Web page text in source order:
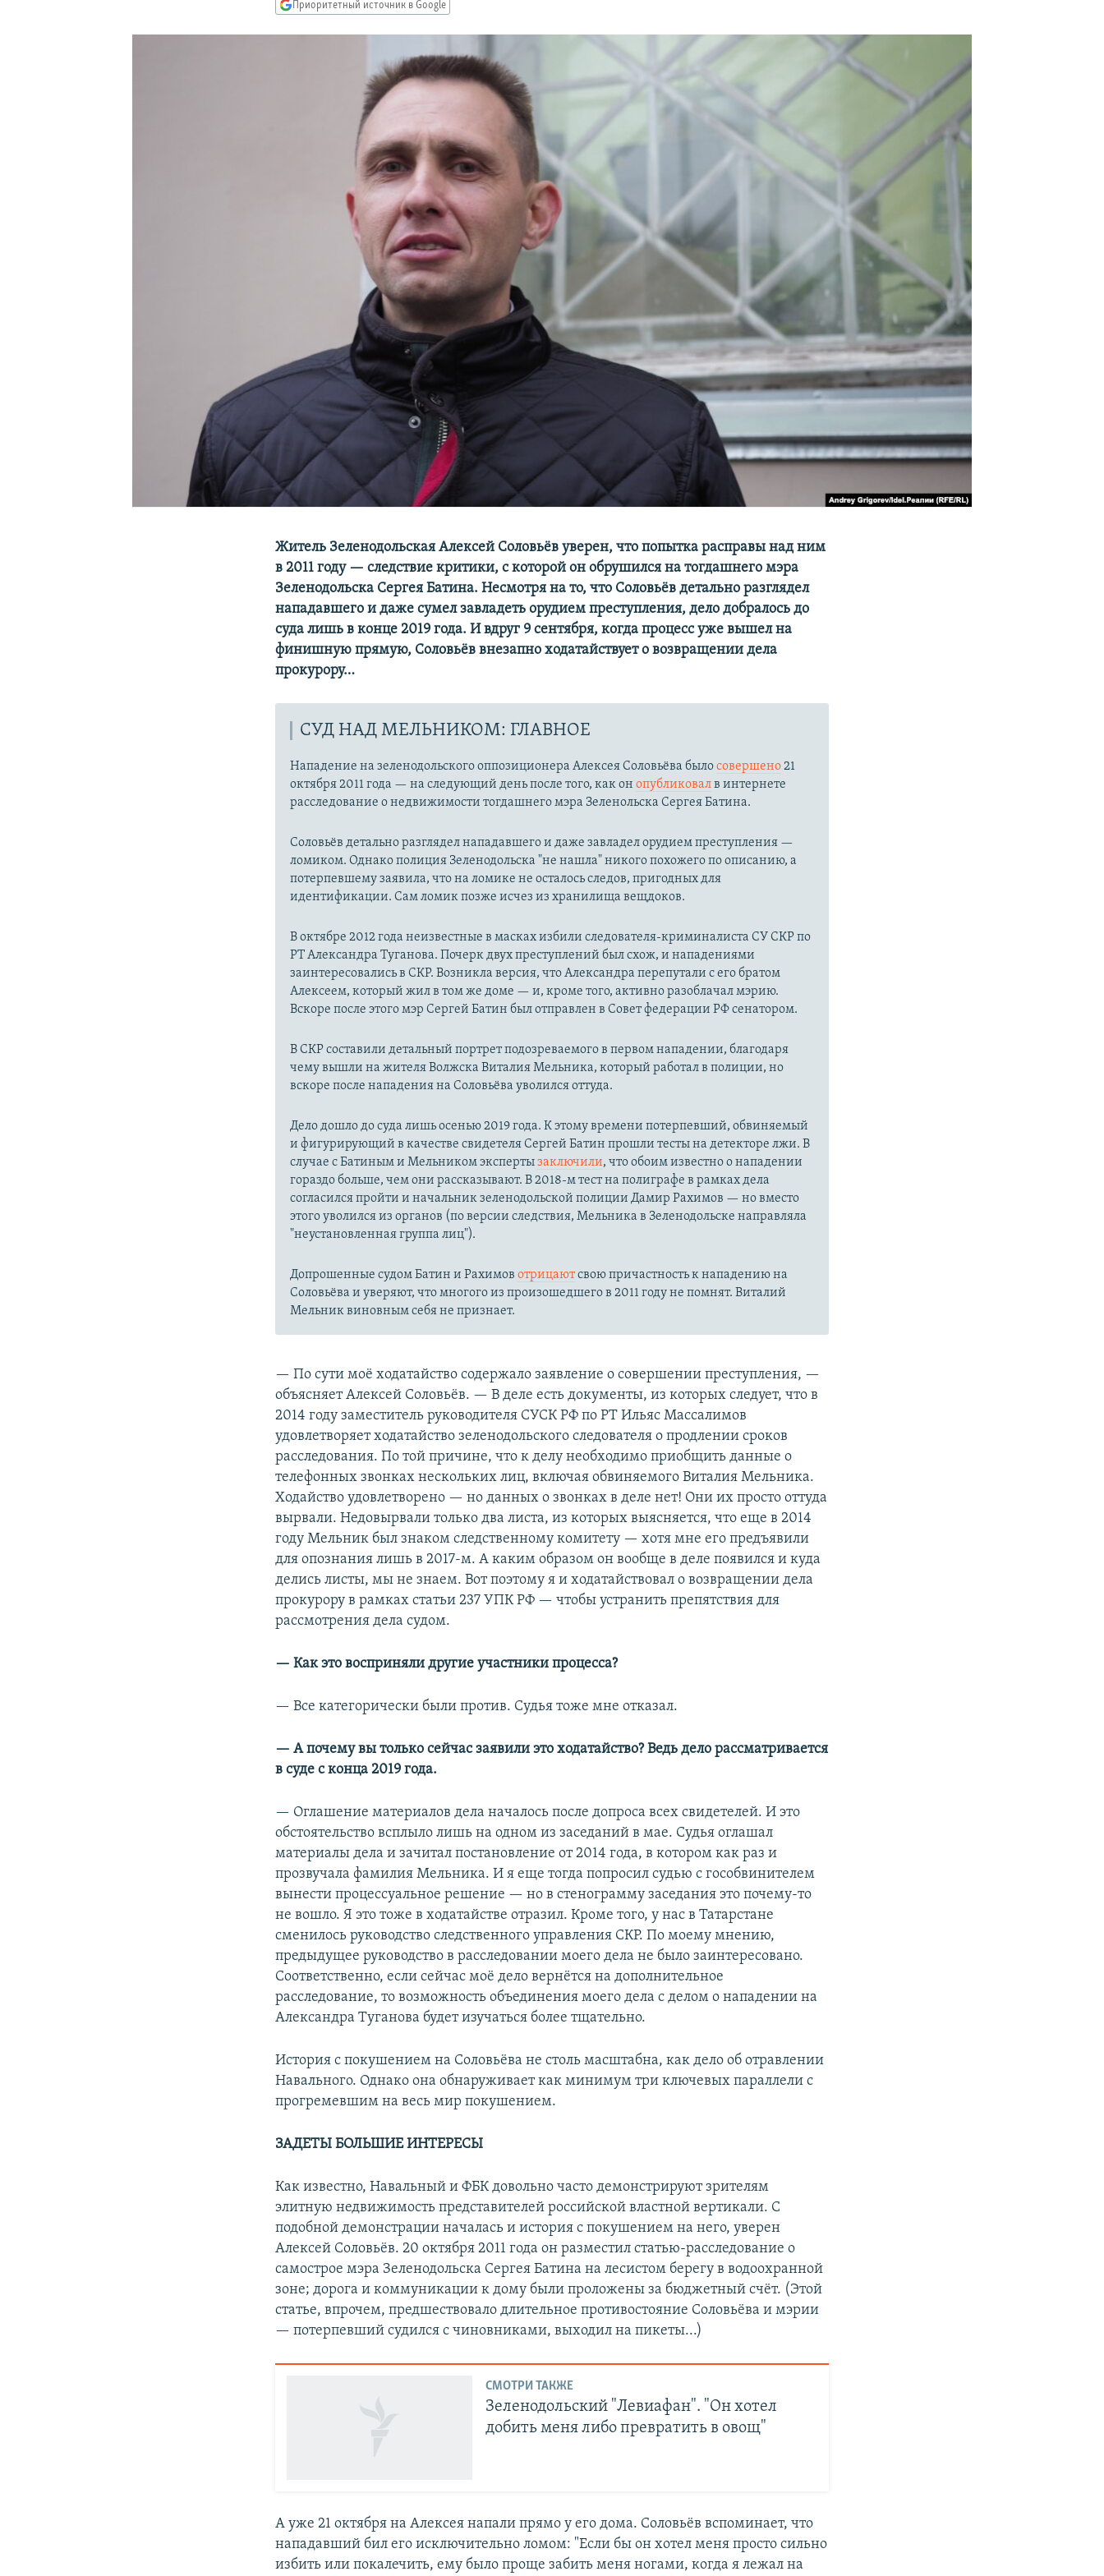
ПОДПИШИТЕСЬ НА РАССЫЛКУ
Приоритетный источник в Google
Житель Зеленодольская Алексей Соловьёв уверен, что попытка расправы над ним
в 2011 году — следствие критики, с которой он обрушился на тогдашнего мэра
Зеленодольска Сергея Батина. Несмотря на то, что Соловьёв детально разглядел
нападавшего и даже сумел завладеть орудием преступления, дело добралось до
суда лишь в конце 2019 года. И вдруг 9 сентября, когда процесс уже вышел на
финишную прямую, Соловьёв внезапно ходатайствует о возвращении дела
прокурору…
СУД НАД МЕЛЬНИКОМ: ГЛАВНОЕ
Нападение на зеленодольского оппозиционера Алексея Соловьёва былосовершено21
октября 2011 года — на следующий день после того, как онопубликовалв интернете
расследование о недвижимости тогдашнего мэра Зеленольска Сергея Батина.
Соловьёв детально разглядел нападавшего и даже завладел орудием преступления —
ломиком. Однако полиция Зеленодольска "не нашла" никого похожего по описанию, а
потерпевшему заявила, что на ломике не осталось следов, пригодных для
идентификации. Сам ломик позже исчез из хранилища вещдоков.
В октябре 2012 года неизвестные в масках избили следователя-криминалиста СУ СКР по
РТ Александра Туганова. Почерк двух преступлений был схож, и нападениями
заинтересовались в СКР. Возникла версия, что Александра перепутали с его братом
Алексеем, который жил в том же доме — и, кроме того, активно разоблачал мэрию.
Вскоре после этого мэр Сергей Батин был отправлен в Совет федерации РФ сенатором.
В СКР составили детальный портрет подозреваемого в первом нападении, благодаря
чему вышли на жителя Волжска Виталия Мельника, который работал в полиции, но
вскоре после нападения на Соловьёва уволился оттуда.
Дело дошло до суда лишь осенью 2019 года. К этому времени потерпевший, обвиняемый
и фигурирующий в качестве свидетеля Сергей Батин прошли тесты на детекторе лжи. В
случае с Батиным и Мельником экспертызаключили, что обоим известно о нападении
гораздо больше, чем они рассказывают. В 2018-м тест на полиграфе в рамках дела
согласился пройти и начальник зеленодольской полиции Дамир Рахимов — но вместо
этого уволился из органов (по версии следствия, Мельника в Зеленодольске направляла
"неустановленная группа лиц").
Допрошенные судом Батин и Рахимовотрицаютсвою причастность к нападению на
Соловьёва и уверяют, что многого из произошедшего в 2011 году не помнят. Виталий
Мельник виновным себя не признает.
— По сути моё ходатайство содержало заявление о совершении преступления, —
объясняет Алексей Соловьёв. — В деле есть документы, из которых следует, что в
2014 году заместитель руководителя СУСК РФ по РТ Ильяс Массалимов
удовлетворяет ходатайство зеленодольского следователя о продлении сроков
расследования. По той причине, что к делу необходимо приобщить данные о
телефонных звонках нескольких лиц, включая обвиняемого Виталия Мельника.
Ходайство удовлетворено — но данных о звонках в деле нет! Они их просто оттуда
вырвали. Недовырвали только два листа, из которых выясняется, что еще в 2014
году Мельник был знаком следственному комитету — хотя мне его предъявили
для опознания лишь в 2017-м. А каким образом он вообще в деле появился и куда
делись листы, мы не знаем. Вот поэтому я и ходатайствовал о возвращении дела
прокурору в рамках статьи 237 УПК РФ — чтобы устранить препятствия для
рассмотрения дела судом.
— Как это восприняли другие участники процесса?
— Все категорически были против. Судья тоже мне отказал.
— А почему вы только сейчас заявили это ходатайство? Ведь дело рассматривается
в суде с конца 2019 года.
— Оглашение материалов дела началось после допроса всех свидетелей. И это
обстоятельство всплыло лишь на одном из заседаний в мае. Судья оглашал
материалы дела и зачитал постановление от 2014 года, в котором как раз и
прозвучала фамилия Мельника. И я еще тогда попросил судью с гособвинителем
вынести процессуальное решение — но в стенограмму заседания это почему-то
не вошло. Я это тоже в ходатайстве отразил. Кроме того, у нас в Татарстане
сменилось руководство следственного управления СКР. По моему мнению,
предыдущее руководство в расследовании моего дела не было заинтересовано.
Соответственно, если сейчас моё дело вернётся на дополнительное
расследование, то возможность объединения моего дела с делом о нападении на
Александра Туганова будет изучаться более тщательно.
История с покушением на Соловьёва не столь масштабна, как дело об отравлении
Навального. Однако она обнаруживает как минимум три ключевых параллели с
прогремевшим на весь мир покушением.
ЗАДЕТЫ БОЛЬШИЕ ИНТЕРЕСЫ
Как известно, Навальный и ФБК довольно часто демонстрируют зрителям
элитную недвижимость представителей российской властной вертикали. С
подобной демонстрации началась и история с покушением на него, уверен
Алексей Соловьёв. 20 октября 2011 года он разместил статью-расследование о
самострое мэра Зеленодольска Сергея Батина на лесистом берегу в водоохранной
зоне; дорога и коммуникации к дому были проложены за бюджетный счёт. (Этой
статье, впрочем, предшествовало длительное противостояние Соловьёва и мэрии
— потерпевший судился с чиновниками, выходил на пикеты...)
СМОТРИ ТАКЖЕ
Зеленодольский "Левиафан". "Он хотел
добить меня либо превратить в овощ"
А уже 21 октября на Алексея напали прямо у его дома. Соловьёв вспоминает, что
нападавший бил его исключительно ломом: "Если бы он хотел меня просто сильно
избить или покалечить, ему было проще забить меня ногами, когда я лежал на